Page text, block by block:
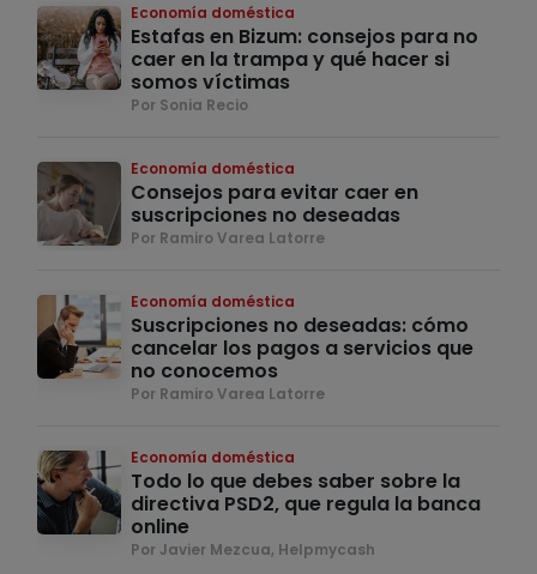
Economía doméstica
Estafas en Bizum: consejos para no
caer en la trampa y qué hacer si
somos víctimas
Por Sonia Recio
Economía doméstica
Consejos para evitar caer en
suscripciones no deseadas
Por Ramiro Varea Latorre
Economía doméstica
Suscripciones no deseadas: cómo
cancelar los pagos a servicios que
no conocemos
Por Ramiro Varea Latorre
Economía doméstica
Todo lo que debes saber sobre la
directiva PSD2, que regula la banca
online
Por Javier Mezcua, Helpmycash